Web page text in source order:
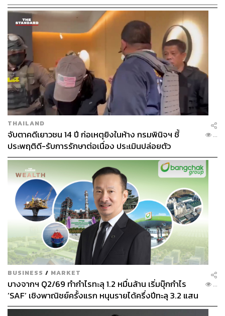
ABOUT THE AUTHOR
THE STANDARD WEALTH
สำนักข่าวเศรษฐกิจ ธุรกิจ และการลงทุน โดย
ทีมข่าว THE STANDARD
THAILAND
จับตาคดีเยาวชน 14 ปี ก่อเหตุยิงในห้าง กรมพินิจฯ ชี้
ประพฤติดี-รับการรักษาต่อเนื่อง ประเมินปล่อยตัว
...
BUSINESS / MARKET
บางจากฯ Q2/69 ทำกำไรทะลุ 1.2 หมื่นล้าน เริ่มบุ๊กกำไร
‘SAF’ เชิงพาณิชย์ครั้งแรก หนุนรายได้ครึ่งปีทะลุ 3.2 แสน
ล้าน
...